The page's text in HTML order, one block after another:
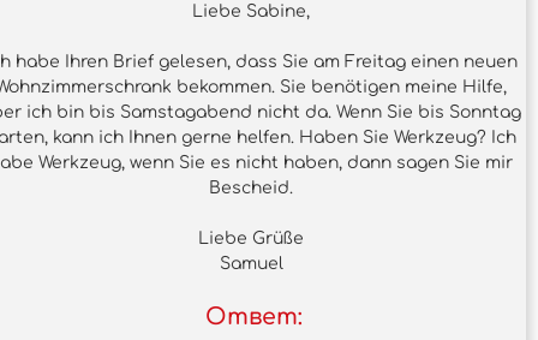
Liebe Sabine,
habe Ihren Brief gelesen, dass Sie am Freitag einen neuen
bekommen. Sie benötigen meine Hilfe,
ich bin bis Samstagabend nicht da. Wenn Sie bis Sonntag
kann ich Ihnen gerne helfen. Haben Sie Werkzeug? Ich
Werkzeug, wenn Sie es nicht haben, dann sagen Sie mir
Bescheid.
Liebe Grüße
Samuel
Ответ: